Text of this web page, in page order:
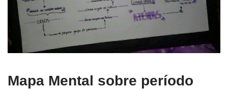
Mapa Mental sobre período